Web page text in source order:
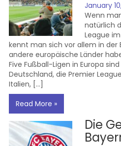
January
Wenn
natürlich
League
kennt man sich vor allem in der
andere europäische Länder
Five Fußball-Ligen in Europa
Deutschland, die Premier
Italien, […]
Read More »
Die